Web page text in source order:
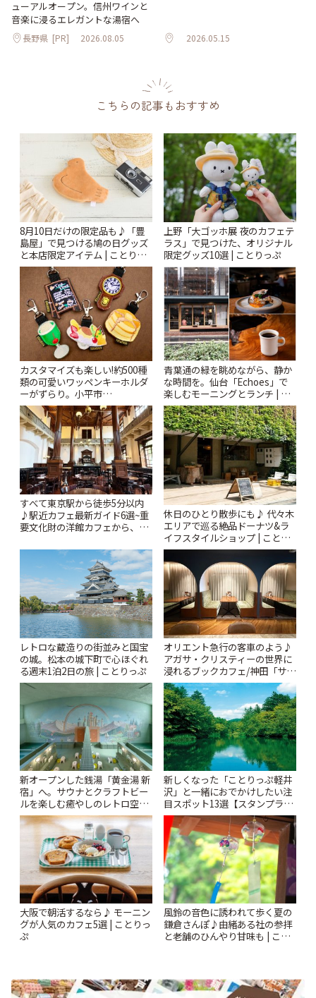
ューアルオープン。信州ワインと
音楽に浸るエレガントな湯宿へ
長野県 [PR] 2026.08.05 2026.05.15
こちらの記事もおすすめ
8月10日だけの限定品も♪「豊
島屋」で見つける鳩の日グッズ
と本店限定アイテム | ことりっ
ぷ
上野「大ゴッホ展 夜のカフェテ
ラス」で見つけた、オリジナル
限定グッズ10選 | ことりっぷ
カスタマイズも楽しい!約500種
類の可愛いワッペンキーホルダ
ーがずらり。小平市
「Kimamaya T&K」 | ことりっ
ぷ
青葉通の緑を眺めながら、静か
な時間を。仙台「Echoes」で
楽しむモーニングとランチ | こ
とりっぷ
すべて東京駅から徒歩5分以内
♪駅近カフェ最新ガイド6選~重
要文化財の洋館カフェから、改
りっぷ
休日のひとり散歩にも♪ 代々木
エリアで巡る絶品ドーナツ&ラ
イフスタイルショップ | ことり
っぷ
レトロな蔵造りの街並みと国宝
の城。松本の城下町で心ほぐれ
る週末1泊2日の旅 | ことりっぷ
オリエント急行の客車のよう♪
アガサ・クリスティーの世界に
浸れるブックカフェ/神田「サロ
ンクリスティ」 | ことりっぷ
新オープンした銭湯「黄金湯 新
宿」へ。サウナとクラフトビー
ルを楽しむ癒やしのレトロ空間
| ことりっぷ
新しくなった「ことりっぷ軽井
沢」と一緒におでかけしたい注
目スポット13選【スタンプラリ
ー開催中】 | ことりっぷ
大阪で朝活するなら♪ モーニン
グが人気のカフェ5選 | ことりっ
ぷ
風鈴の音色に誘われて歩く夏の
鎌倉さんぽ♪由緒ある社の参拝
と老舗のひんやり甘味も | こと